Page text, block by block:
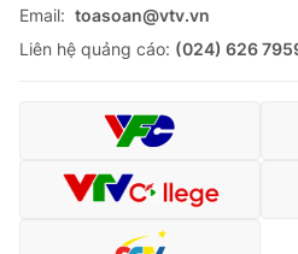
Email: toasoan@vtv.vn
Liên hệ quảng cáo: (024) 626